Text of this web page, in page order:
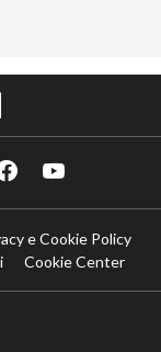
e Cookie Policy
Cookie Center